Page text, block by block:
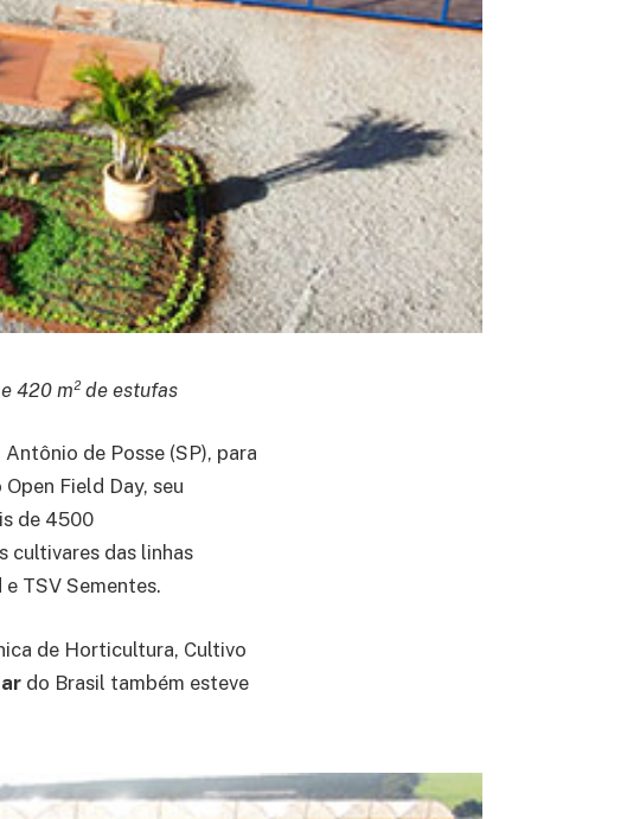
420 m² de estufas
de Posse (SP), para
Field Day, seu
de 4500
cultivares das linhas
TSV Sementes.
de Horticultura, Cultivo
do Brasil também esteve